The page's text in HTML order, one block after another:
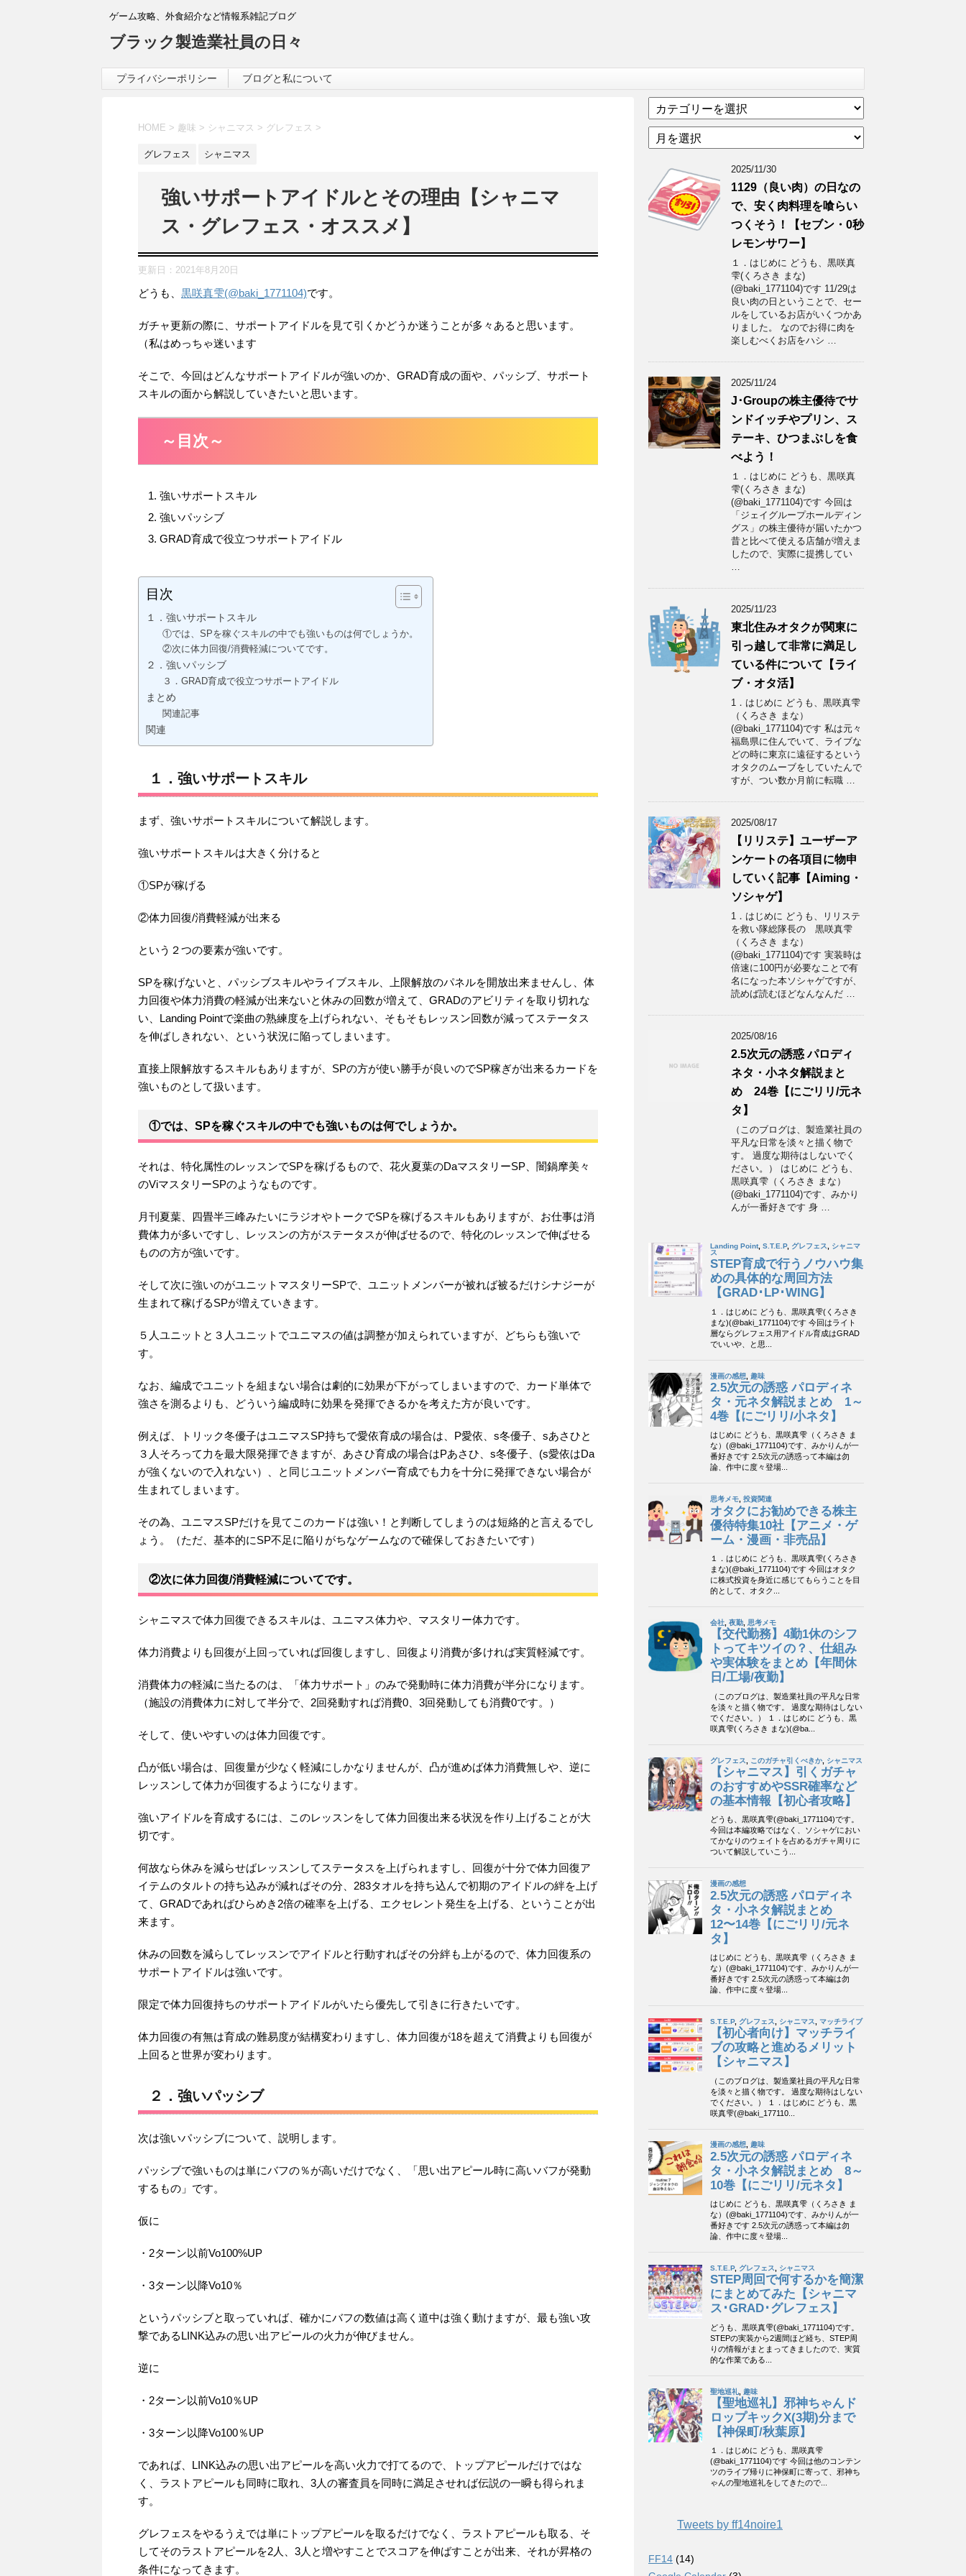
ゲーム攻略、外食紹介など情報系雑記ブログ
ブラック製造業社員の日々
プライバシーポリシー ブログと私について
HOME > 趣味 > シャニマス > グレフェス >
グレフェス シャニマス
強いサポートアイドルとその理由【シャニマ
ス・グレフェス・オススメ】
更新日： 2021年8月20日
どうも、 黒咲真雫(@baki_1771104)です。
ガチャ更新の際に、サポートアイドルを見て引くかどうか迷うことが多々あると思います。
（私はめっちゃ迷います
そこで、今回はどんなサポートアイドルが強いのか、GRAD育成の面や、パッシブ、サポート
スキルの面から解説していきたいと思います。
～目次～
強いサポートスキル
強いパッシブ
GRAD育成で役立つサポートアイドル
目次
１．強いサポートスキル
①では、SPを稼ぐスキルの中でも強いものは何でしょうか。
②次に体力回復/消費軽減についてです。
２．強いパッシブ
３．GRAD育成で役立つサポートアイドル
まとめ
関連記事
関連
１．強いサポートスキル
まず、強いサポートスキルについて解説します。
強いサポートスキルは大きく分けると
①SPが稼げる
②体力回復/消費軽減が出来る
という２つの要素が強いです。
SPを稼げないと、パッシブスキルやライブスキル、上限解放のパネルを開放出来ませんし、体
力回復や体力消費の軽減が出来ないと休みの回数が増えて、GRADのアビリティを取り切れな
い、Landing Pointで楽曲の熟練度を上げられない、そもそもレッスン回数が減ってステータス
を伸ばしきれない、という状況に陥ってしまいます。
直接上限解放するスキルもありますが、SPの方が使い勝手が良いのでSP稼ぎが出来るカードを
強いものとして扱います。
①では、SPを稼ぐスキルの中でも強いものは何でしょうか。
それは、特化属性のレッスンでSPを稼げるもので、花火夏葉のDaマスタリーSP、闇鍋摩美々
のViマスタリーSPのようなものです。
月刊夏葉、四畳半三峰みたいにラジオやトークでSPを稼げるスキルもありますが、お仕事は消
費体力が多いですし、レッスンの方がステータスが伸ばせるので、特化のレッスンで伸ばせる
ものの方が強いです。
そして次に強いのがユニットマスタリーSPで、ユニットメンバーが被れば被るだけシナジーが
生まれて稼げるSPが増えていきます。
５人ユニットと３人ユニットでユニマスの値は調整が加えられていますが、どちらも強いで
す。
なお、編成でユニットを組まない場合は劇的に効果が下がってしまいますので、カード単体で
強さを測るよりも、どういう編成時に効果を発揮できるかを考えた方が良いです。
例えば、トリック冬優子はユニマスSP持ちで愛依育成の場合は、P愛依、s冬優子、sあさひと
３人そろって力を最大限発揮できますが、あさひ育成の場合はPあさひ、s冬優子、(s愛依はDa
が強くないので入れない）、と同じユニットメンバー育成でも力を十分に発揮できない場合が
生まれてしまいます。
その為、ユニマスSPだけを見てこのカードは強い！と判断してしまうのは短絡的と言えるでし
ょう。（ただ、基本的にSP不足に陥りがちなゲームなので確保しておきたいです）
②次に体力回復/消費軽減についてです。
シャニマスで体力回復できるスキルは、ユニマス体力や、マスタリー体力です。
体力消費よりも回復が上回っていれば回復しますし、回復より消費が多ければ実質軽減です。
消費体力の軽減に当たるのは、「体力サポート」のみで発動時に体力消費が半分になります。
（施設の消費体力に対して半分で、2回発動すれば消費0、3回発動しても消費0です。）
そして、使いやすいのは体力回復です。
凸が低い場合は、回復量が少なく軽減にしかなりませんが、凸が進めば体力消費無しや、逆に
レッスンして体力が回復するようになります。
強いアイドルを育成するには、このレッスンをして体力回復出来る状況を作り上げることが大
切です。
何故なら休みを減らせばレッスンしてステータスを上げられますし、回復が十分で体力回復ア
イテムのタルトの持ち込みが減ればその分、283タオルを持ち込んで初期のアイドルの絆を上げ
て、GRADであればひらめき2倍の確率を上げる、エクセレント発生を上げる、ということが出
来ます。
休みの回数を減らしてレッスンでアイドルと行動すればその分絆も上がるので、体力回復系の
サポートアイドルは強いです。
限定で体力回復持ちのサポートアイドルがいたら優先して引きに行きたいです。
体力回復の有無は育成の難易度が結構変わりますし、体力回復が18を超えて消費よりも回復が
上回ると世界が変わります。
２．強いパッシブ
次は強いパッシブについて、説明します。
パッシブで強いものは単にバフの％が高いだけでなく、「思い出アピール時に高いバフが発動
するもの」です。
仮に
・2ターン以前Vo100%UP
・3ターン以降Vo10％
というパッシブと取っていれば、確かにバフの数値は高く道中は強く動けますが、最も強い攻
撃であるLINK込みの思い出アピールの火力が伸びません。
逆に
・2ターン以前Vo10％UP
・3ターン以降Vo100％UP
であれば、LINK込みの思い出アピールを高い火力で打てるので、トップアピールだけではな
く、ラストアピールも同時に取れ、3人の審査員を同時に満足させれば伝説の一瞬も得られま
す。
グレフェスをやるうえでは単にトップアピールを取るだけでなく、ラストアピールも取る、そ
してそのラストアピールを2人、3人と増やすことでスコアを伸ばすことが出来、それが昇格の
条件になってきます。
テ
ゴ
リ
ア
ー
ブ
2025/11/30
1129（良い肉）の日なの
で、安く肉料理を喰らい
つくそう！【セブン・0秒
レモンサワー】
１．はじめに どうも、黒咲真
雫(くろさき まな)
(@baki_1771104)です 11/29は
良い肉の日ということで、セー
ルをしているお店がいくつかあ
りました。 なのでお得に肉を
楽しむべくお店をハシ …
2025/11/24
J･Groupの株主優待でサ
ンドイッチやプリン、ス
テーキ、ひつまぶしを食
べよう！
１．はじめに どうも、黒咲真
雫(くろさき まな)
(@baki_1771104)です 今回は
「ジェイグループホールディン
グス」の株主優待が届いたかつ
昔と比べて使える店舗が増えま
したので、実際に提携してい
…
2025/11/23
東北住みオタクが関東に
引っ越して非常に満足し
ている件について【ライ
ブ・オタ活】
1．はじめに どうも、黒咲真雫
（くろさき まな）
(@baki_1771104)です 私は元々
福島県に住んでいて、ライブな
どの時に東京に遠征するという
オタクのムーブをしていたんで
すが、つい数か月前に転職 …
2025/08/17
【リリステ】ユーザーア
ンケートの各項目に物申
していく記事【Aiming・
ソシャゲ】
1．はじめに どうも、リリステ
を救い隊総隊長の 黒咲真雫
（くろさき まな）
(@baki_1771104)です 実装時は
倍速に100円が必要なことで有
名になった本ソシャゲですが、
読めば読むほどなんなんだ …
2025/08/16
2.5次元の誘惑 パロディ
ネタ・小ネタ解説まと
め 24巻【にごリリ/元ネ
タ】
（このブログは、製造業社員の
平凡な日常を淡々と描く物で
す。 過度な期待はしないでく
ださい。） はじめに どうも、
黒咲真雫（くろさき まな）
(@baki_1771104)です、みかり
んが一番好きです 身 …
Tweets by ff14noire1
FF14 (14)